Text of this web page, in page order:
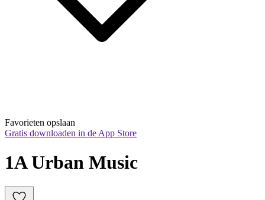
Favorieten opslaan
Gratis downloaden in de App Store
1A Urban Music